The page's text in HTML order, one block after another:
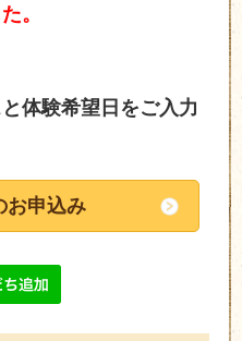
。
体験希望日をご入力
お申込み